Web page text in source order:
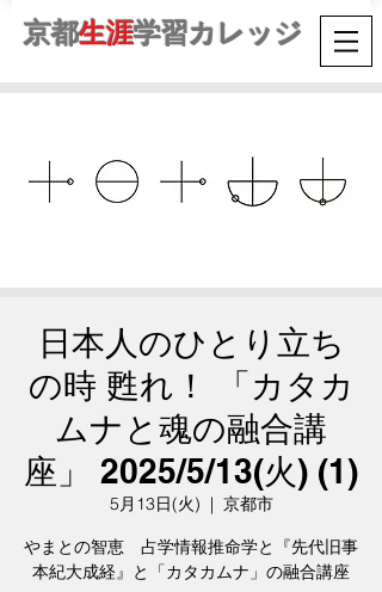
京都生涯学習カレッジ
日本人のひとり立ち
の時 甦れ！ 「カタカ
ムナと魂の融合講
座」 2025/5/13(火) (1)
5月13日(火)
  |
京都市
やまとの智恵 占学情報推命学と『先代旧事
本紀大成経』と「カタカムナ」の融合講座